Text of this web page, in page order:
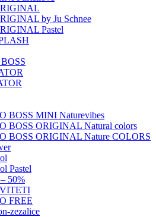
by Ju Schnee
Pastel
BOSS MINI Naturevibes
BOSS ORIGINAL Natural colors
BOSS ORIGINAL Nature COLORS
Pastel
50%
FREE
zezalice